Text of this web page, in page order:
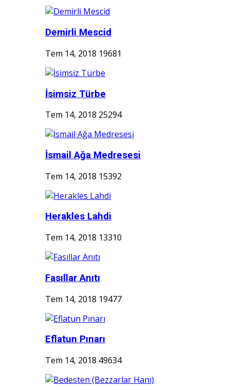
Demirli Mescid
Tem 14, 2018 19681
İsimsiz Türbe
Tem 14, 2018 25294
İsmail Ağa Medresesi
Tem 14, 2018 15392
Herakles Lahdi
Tem 14, 2018 13310
Fasıllar Anıtı
Tem 14, 2018 19477
Eflatun Pınarı
Tem 14, 2018 49634